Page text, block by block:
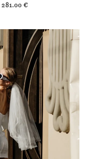
Le
770.00 €.
281.00 €
est :
281.00 €.